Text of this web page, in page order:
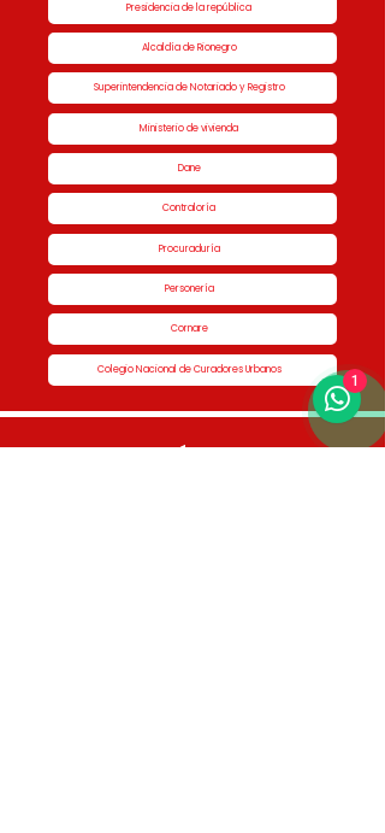
Presidencia de la república
Alcaldía de Rionegro
Superintendencia de Notariado y Registro
Ministerio de vivienda
Dane
Contraloría
Procuraduría
Personería
Cornare
Colegio Nacional de Curadores Urbanos
Contáctenos
1